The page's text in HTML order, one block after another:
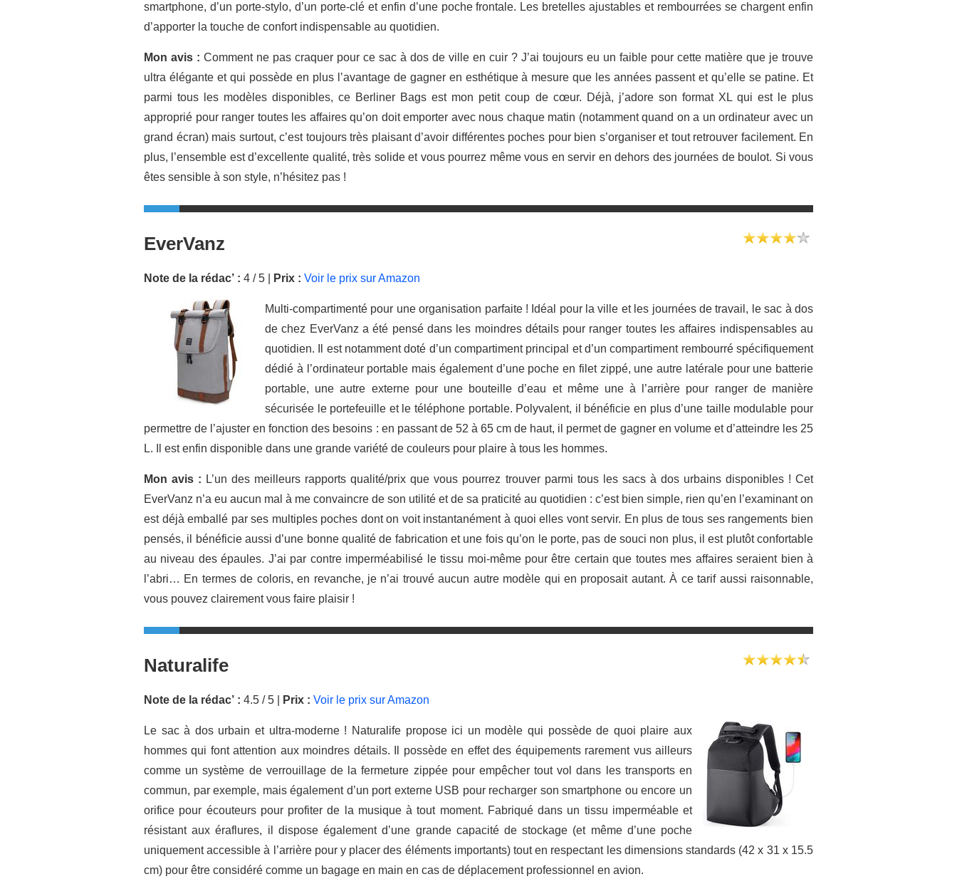
smartphone, d’un porte-stylo, d’un porte-clé et enfin d’une poche frontale. Les bretelles ajustables et rembourrées se chargent enfin
d’apporter la touche de confort indispensable au quotidien.
Mon avis : Comment ne pas craquer pour ce sac à dos de ville en cuir ? J’ai toujours eu un faible pour cette matière que je trouve
ultra élégante et qui possède en plus l’avantage de gagner en esthétique à mesure que les années passent et qu’elle se patine. Et
parmi tous les modèles disponibles, ce Berliner Bags est mon petit coup de cœur. Déjà, j’adore son format XL qui est le plus
approprié pour ranger toutes les affaires qu’on doit emporter avec nous chaque matin (notamment quand on a un ordinateur avec un
grand écran) mais surtout, c’est toujours très plaisant d’avoir différentes poches pour bien s’organiser et tout retrouver facilement. En
plus, l’ensemble est d’excellente qualité, très solide et vous pourrez même vous en servir en dehors des journées de boulot. Si vous
êtes sensible à son style, n’hésitez pas !
EverVanz
Note de la rédac’ : 4 / 5 | Prix : Voir le prix sur Amazon
Multi-compartimenté pour une organisation parfaite ! Idéal pour la ville et les journées de travail, le sac à dos
de chez EverVanz a été pensé dans les moindres détails pour ranger toutes les affaires indispensables au
quotidien. Il est notamment doté d’un compartiment principal et d’un compartiment rembourré spécifiquement
dédié à l’ordinateur portable mais également d’une poche en filet zippé, une autre latérale pour une batterie
portable, une autre externe pour une bouteille d’eau et même une à l’arrière pour ranger de manière
sécurisée le portefeuille et le téléphone portable. Polyvalent, il bénéficie en plus d’une taille modulable pour
permettre de l’ajuster en fonction des besoins : en passant de 52 à 65 cm de haut, il permet de gagner en volume et d’atteindre les 25
L. Il est enfin disponible dans une grande variété de couleurs pour plaire à tous les hommes.
Mon avis : L’un des meilleurs rapports qualité/prix que vous pourrez trouver parmi tous les sacs à dos urbains disponibles ! Cet
EverVanz n’a eu aucun mal à me convaincre de son utilité et de sa praticité au quotidien : c’est bien simple, rien qu’en l’examinant on
est déjà emballé par ses multiples poches dont on voit instantanément à quoi elles vont servir. En plus de tous ses rangements bien
pensés, il bénéficie aussi d’une bonne qualité de fabrication et une fois qu’on le porte, pas de souci non plus, il est plutôt confortable
au niveau des épaules. J’ai par contre imperméabilisé le tissu moi-même pour être certain que toutes mes affaires seraient bien à
l’abri… En termes de coloris, en revanche, je n’ai trouvé aucun autre modèle qui en proposait autant. À ce tarif aussi raisonnable,
vous pouvez clairement vous faire plaisir !
Naturalife
Note de la rédac’ : 4.5 / 5 | Prix : Voir le prix sur Amazon
Le sac à dos urbain et ultra-moderne ! Naturalife propose ici un modèle qui possède de quoi plaire aux
hommes qui font attention aux moindres détails. Il possède en effet des équipements rarement vus ailleurs
comme un système de verrouillage de la fermeture zippée pour empêcher tout vol dans les transports en
commun, par exemple, mais également d’un port externe USB pour recharger son smartphone ou encore un
orifice pour écouteurs pour profiter de la musique à tout moment. Fabriqué dans un tissu imperméable et
résistant aux éraflures, il dispose également d’une grande capacité de stockage (et même d’une poche
uniquement accessible à l’arrière pour y placer des éléments importants) tout en respectant les dimensions standards (42 x 31 x 15.5
cm) pour être considéré comme un bagage en main en cas de déplacement professionnel en avion.